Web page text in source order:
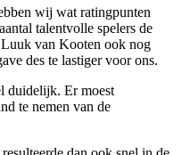
wij wat ratingpunten
talentvolle spelers de
van Kooten ook nog
des te lastiger voor ons.
duidelijk. Er moest
te nemen van de